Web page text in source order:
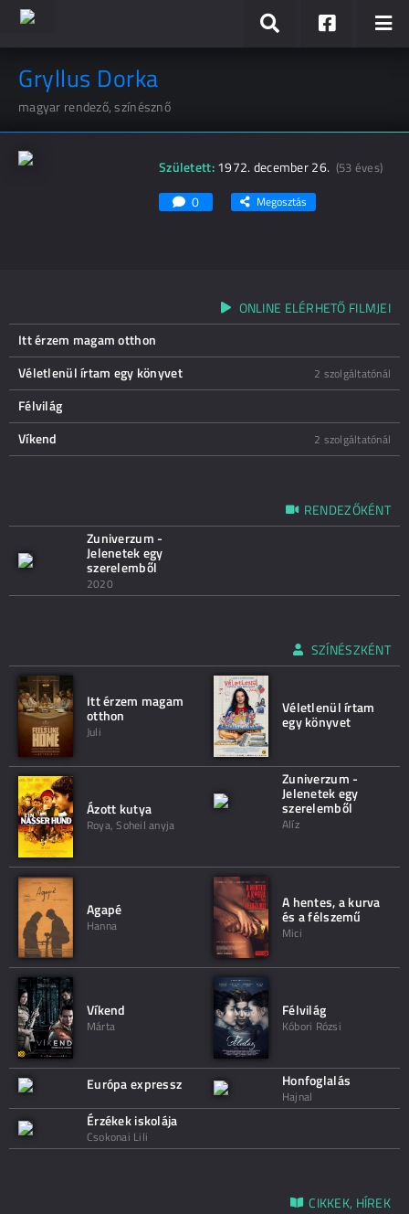
Gryllus Dorka
magyar rendező, színésznő
Született:1972. december 26. (53 éves)
0 Megosztás
ONLINE ELÉRHETŐ FILMJEI
Itt érzem magam otthon
Véletlenül írtam egy könyvet
2 szolgáltatónál
Félvilág
Víkend
2 szolgáltatónál
RENDEZŐKÉNT
Zuniverzum -
Jelenetek egy
szerelemből
2020
SZÍNÉSZKÉNT
Itt érzem magam
otthon
Juli
Véletlenül írtam
egy könyvet
Ázott kutya
Roya, Soheil anyja
Zuniverzum -
Jelenetek egy
szerelemből
Alíz
Agapé
Hanna
A hentes, a kurva
és a félszemű
Mici
Víkend
Márta
Félvilág
Kóbori Rózsi
Európa expressz Honfoglalás
Hajnal
Érzékek iskolája
Csokonai Lili
CIKKEK, HÍREK